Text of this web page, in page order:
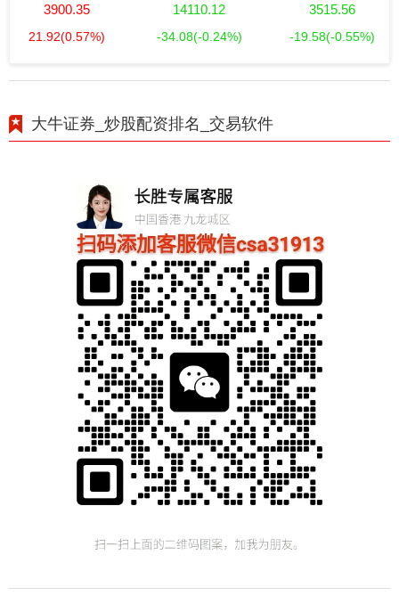
3900.35
21.92(0.57%)
14110.12
-34.08(-0.24%)
3515.56
-19.58(-0.55%)
大牛证券_炒股配资排名_交易软件